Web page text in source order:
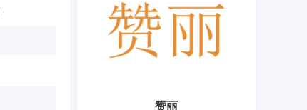
赞丽